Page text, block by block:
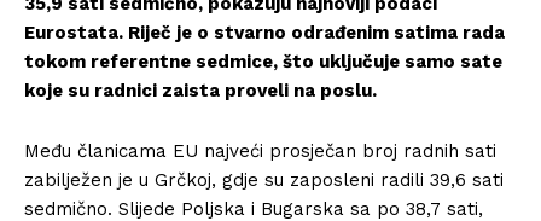
Eurostata. Riječ je o stvarno odrađenim satima rada
tokom referentne sedmice, što uključuje samo sate
koje su radnici zaista proveli na poslu.
Među članicama EU najveći prosječan broj radnih sati
zabilježen je u Grčkoj, gdje su zaposleni radili 39,6 sati
sedmično. Slijede Poljska i Bugarska sa po 38,7 sati,